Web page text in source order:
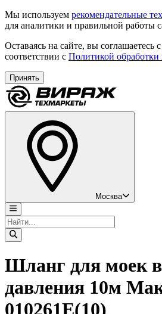
Мы используем рекомендательные
для аналитики и правильной работы
Оставаясь на сайте, вы соглашаетесь
соответствии с Политикой
Принять
Москва
Шланг для моек
давления 10м
010261E(10)